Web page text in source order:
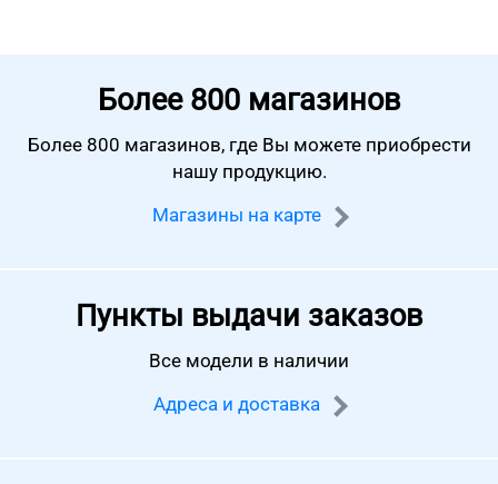
Более 800 магазинов
Более 800 магазинов, где Вы можете приобрести
нашу продукцию.
Магазины на карте
Пункты выдачи заказов
Все модели в наличии
Адреса и доставка